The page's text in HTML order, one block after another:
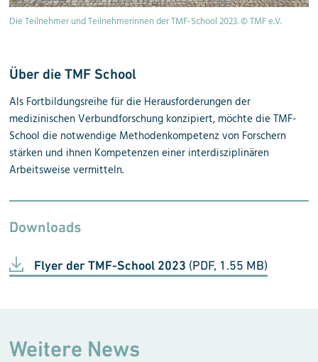
Die Teilnehmer und Teilnehmerinnen der TMF-School 2023. © TMF e.V.
Über die TMF School
Als Fortbildungsreihe für die Herausforderungen der
medizinischen Verbundforschung konzipiert, möchte die TMF-
School die notwendige Methodenkompetenz von Forschern
stärken und ihnen Kompetenzen einer interdisziplinären
Arbeitsweise vermitteln.
Downloads
Flyer der TMF-School 2023 (PDF, 1.55 MB)
Weitere News